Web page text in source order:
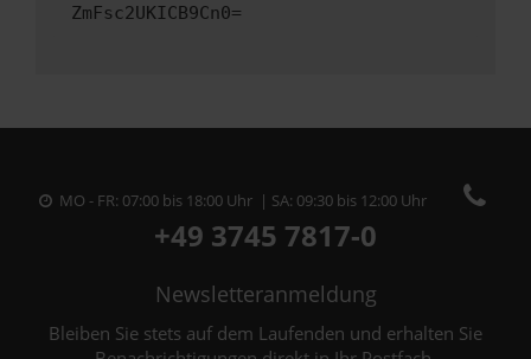
ZmFsc2UKICB9Cn0=
MO - FR: 07:00 bis 18:00 Uhr | SA: 09:30 bis 12:00 Uhr
+49 3745 7817-0
Newsletteranmeldung
Bleiben Sie stets auf dem Laufenden und erhalten Sie